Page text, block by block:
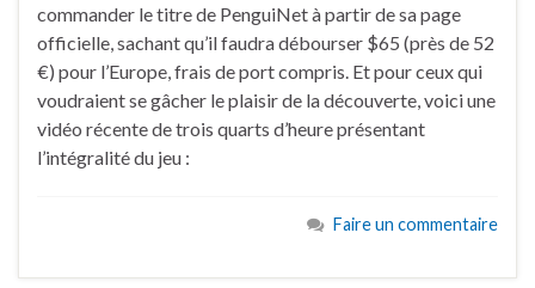
commander le titre de PenguiNet à partir de sa page
officielle, sachant qu’il faudra débourser $65 (près de 52
€) pour l’Europe, frais de port compris. Et pour ceux qui
voudraient se gâcher le plaisir de la découverte, voici une
vidéo récente de trois quarts d’heure présentant
l’intégralité du jeu :
Faire un commentaire